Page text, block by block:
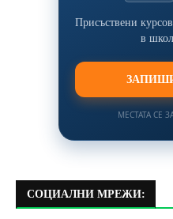
Присъствени
в
МЕСТАТА СЕ
СОЦИАЛНИ МРЕЖИ: